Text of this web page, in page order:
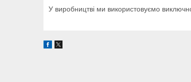
У виробництві ми використовуємо